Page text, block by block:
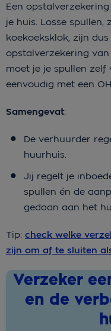
Een
je huis. Losse
koekoeksklok, zijn
opstalverzekering
moet je je spullen zelf
eenvoudig met een
Samengevat:
De verhuurder
huurhuis.
Jij regelt je
spullen én de
gedaan aan het
Tip: check welke
zijn om af te sluiten
Verzeker
en de